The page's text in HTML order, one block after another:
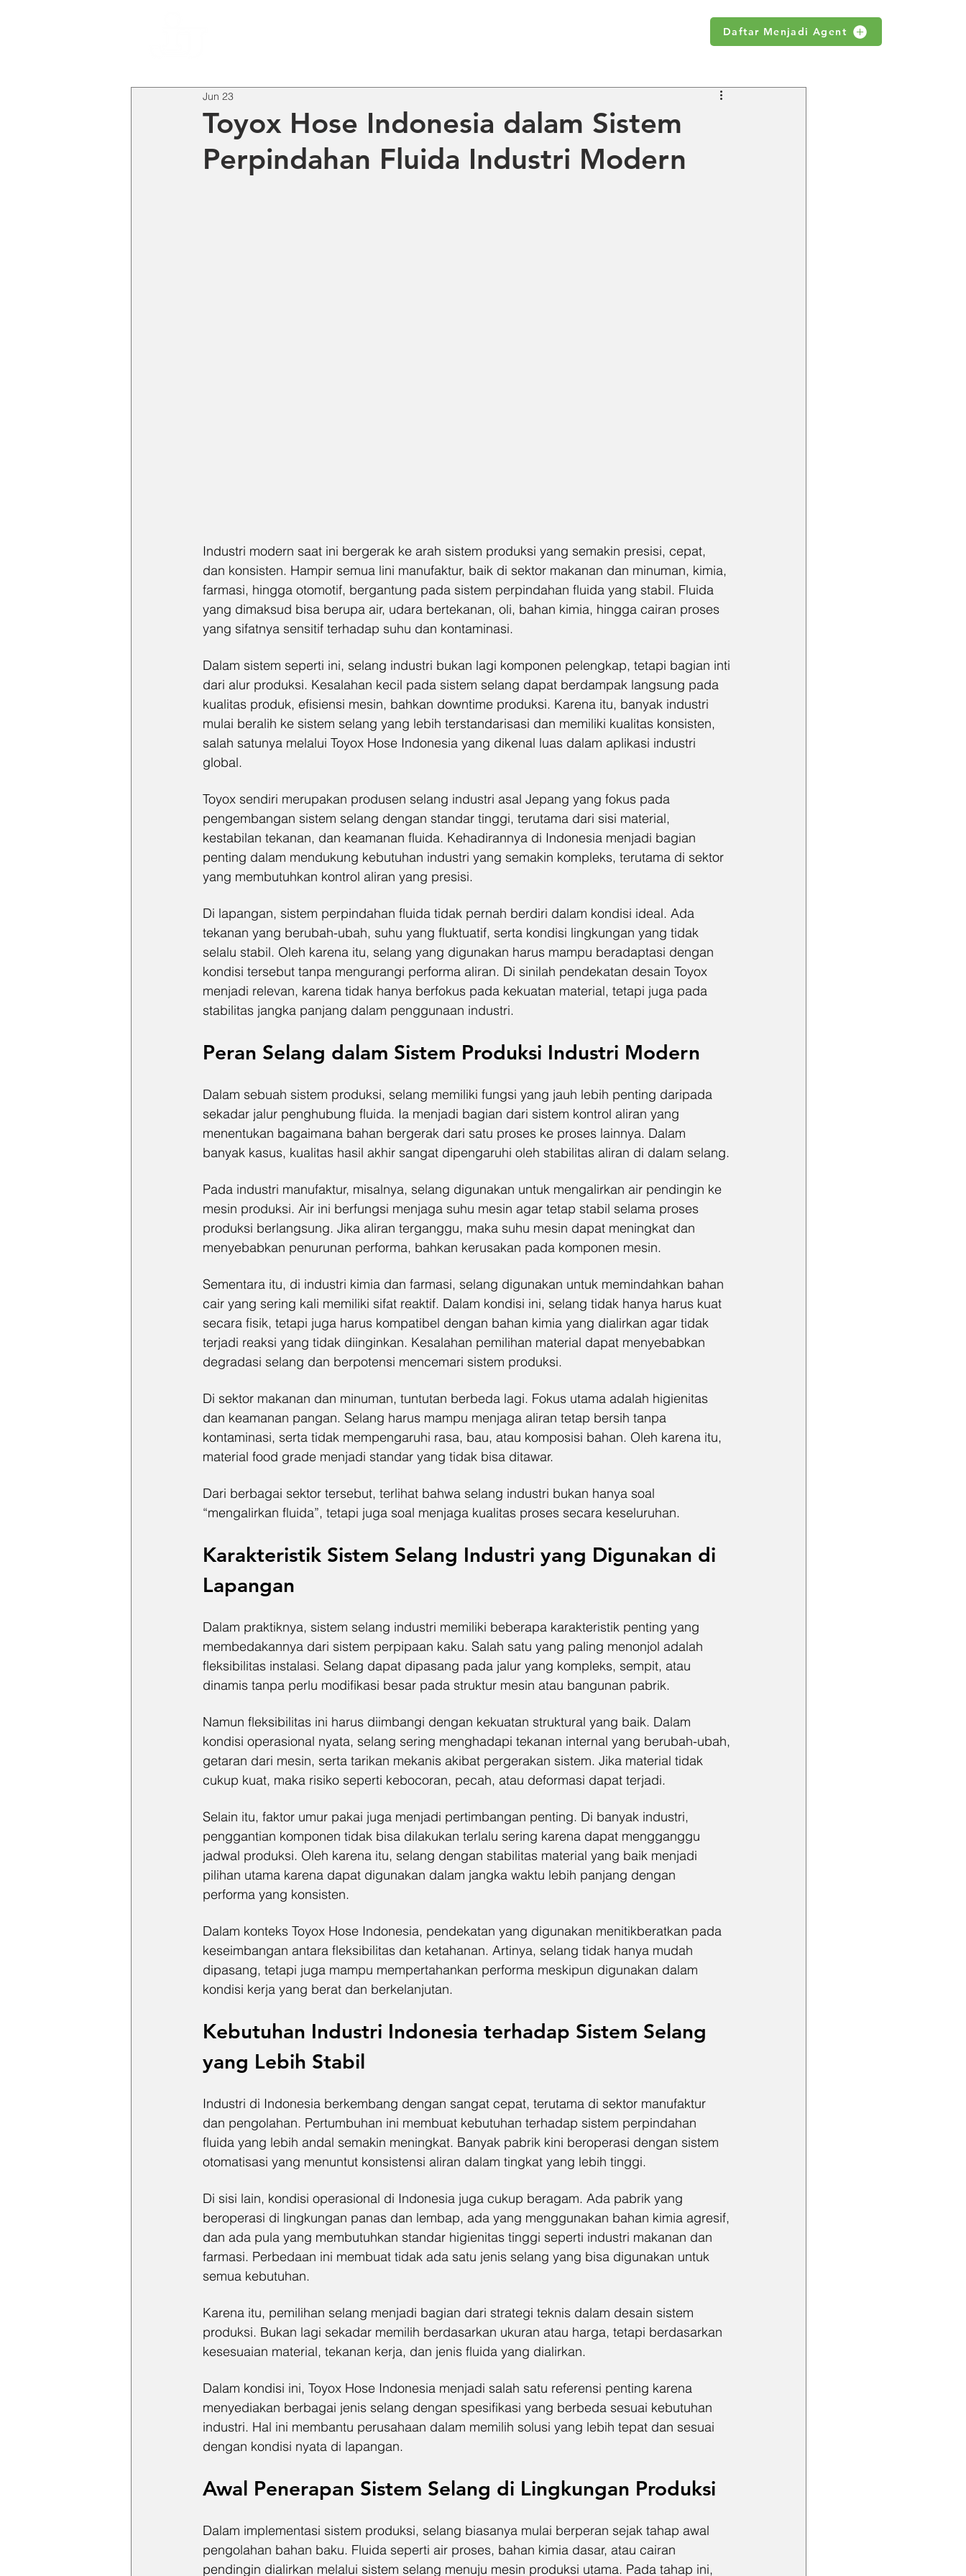
Daftar Menjadi Agent
Toyox Hose Indonesia dalam Sistem
Perpindahan Fluida Industri Modern
Jun 23
Industri modern saat ini bergerak ke arah sistem produksi yang semakin presisi, cepat,
dan konsisten. Hampir semua lini manufaktur, baik di sektor makanan dan minuman, kimia,
farmasi, hingga otomotif, bergantung pada sistem perpindahan fluida yang stabil. Fluida
yang dimaksud bisa berupa air, udara bertekanan, oli, bahan kimia, hingga cairan proses
yang sifatnya sensitif terhadap suhu dan kontaminasi.
Dalam sistem seperti ini, selang industri bukan lagi komponen pelengkap, tetapi bagian inti
dari alur produksi. Kesalahan kecil pada sistem selang dapat berdampak langsung pada
kualitas produk, efisiensi mesin, bahkan downtime produksi. Karena itu, banyak industri
mulai beralih ke sistem selang yang lebih terstandarisasi dan memiliki kualitas konsisten,
salah satunya melalui Toyox Hose Indonesia yang dikenal luas dalam aplikasi industri
global.
Toyox sendiri merupakan produsen selang industri asal Jepang yang fokus pada
pengembangan sistem selang dengan standar tinggi, terutama dari sisi material,
kestabilan tekanan, dan keamanan fluida. Kehadirannya di Indonesia menjadi bagian
penting dalam mendukung kebutuhan industri yang semakin kompleks, terutama di sektor
yang membutuhkan kontrol aliran yang presisi.
Di lapangan, sistem perpindahan fluida tidak pernah berdiri dalam kondisi ideal. Ada
tekanan yang berubah-ubah, suhu yang fluktuatif, serta kondisi lingkungan yang tidak
selalu stabil. Oleh karena itu, selang yang digunakan harus mampu beradaptasi dengan
kondisi tersebut tanpa mengurangi performa aliran. Di sinilah pendekatan desain Toyox
menjadi relevan, karena tidak hanya berfokus pada kekuatan material, tetapi juga pada
stabilitas jangka panjang dalam penggunaan industri.
Peran Selang dalam Sistem Produksi Industri Modern
Dalam sebuah sistem produksi, selang memiliki fungsi yang jauh lebih penting daripada
sekadar jalur penghubung fluida. Ia menjadi bagian dari sistem kontrol aliran yang
menentukan bagaimana bahan bergerak dari satu proses ke proses lainnya. Dalam
banyak kasus, kualitas hasil akhir sangat dipengaruhi oleh stabilitas aliran di dalam selang.
Pada industri manufaktur, misalnya, selang digunakan untuk mengalirkan air pendingin ke
mesin produksi. Air ini berfungsi menjaga suhu mesin agar tetap stabil selama proses
produksi berlangsung. Jika aliran terganggu, maka suhu mesin dapat meningkat dan
menyebabkan penurunan performa, bahkan kerusakan pada komponen mesin.
Sementara itu, di industri kimia dan farmasi, selang digunakan untuk memindahkan bahan
cair yang sering kali memiliki sifat reaktif. Dalam kondisi ini, selang tidak hanya harus kuat
secara fisik, tetapi juga harus kompatibel dengan bahan kimia yang dialirkan agar tidak
terjadi reaksi yang tidak diinginkan. Kesalahan pemilihan material dapat menyebabkan
degradasi selang dan berpotensi mencemari sistem produksi.
Di sektor makanan dan minuman, tuntutan berbeda lagi. Fokus utama adalah higienitas
dan keamanan pangan. Selang harus mampu menjaga aliran tetap bersih tanpa
kontaminasi, serta tidak mempengaruhi rasa, bau, atau komposisi bahan. Oleh karena itu,
material food grade menjadi standar yang tidak bisa ditawar.
Dari berbagai sektor tersebut, terlihat bahwa selang industri bukan hanya soal
“mengalirkan fluida”, tetapi juga soal menjaga kualitas proses secara keseluruhan.
Karakteristik Sistem Selang Industri yang Digunakan di
Lapangan
Dalam praktiknya, sistem selang industri memiliki beberapa karakteristik penting yang
membedakannya dari sistem perpipaan kaku. Salah satu yang paling menonjol adalah
fleksibilitas instalasi. Selang dapat dipasang pada jalur yang kompleks, sempit, atau
dinamis tanpa perlu modifikasi besar pada struktur mesin atau bangunan pabrik.
Namun fleksibilitas ini harus diimbangi dengan kekuatan struktural yang baik. Dalam
kondisi operasional nyata, selang sering menghadapi tekanan internal yang berubah-ubah,
getaran dari mesin, serta tarikan mekanis akibat pergerakan sistem. Jika material tidak
cukup kuat, maka risiko seperti kebocoran, pecah, atau deformasi dapat terjadi.
Selain itu, faktor umur pakai juga menjadi pertimbangan penting. Di banyak industri,
penggantian komponen tidak bisa dilakukan terlalu sering karena dapat mengganggu
jadwal produksi. Oleh karena itu, selang dengan stabilitas material yang baik menjadi
pilihan utama karena dapat digunakan dalam jangka waktu lebih panjang dengan
performa yang konsisten.
Dalam konteks Toyox Hose Indonesia, pendekatan yang digunakan menitikberatkan pada
keseimbangan antara fleksibilitas dan ketahanan. Artinya, selang tidak hanya mudah
dipasang, tetapi juga mampu mempertahankan performa meskipun digunakan dalam
kondisi kerja yang berat dan berkelanjutan.
Kebutuhan Industri Indonesia terhadap Sistem Selang
yang Lebih Stabil
Industri di Indonesia berkembang dengan sangat cepat, terutama di sektor manufaktur
dan pengolahan. Pertumbuhan ini membuat kebutuhan terhadap sistem perpindahan
fluida yang lebih andal semakin meningkat. Banyak pabrik kini beroperasi dengan sistem
otomatisasi yang menuntut konsistensi aliran dalam tingkat yang lebih tinggi.
Di sisi lain, kondisi operasional di Indonesia juga cukup beragam. Ada pabrik yang
beroperasi di lingkungan panas dan lembap, ada yang menggunakan bahan kimia agresif,
dan ada pula yang membutuhkan standar higienitas tinggi seperti industri makanan dan
farmasi. Perbedaan ini membuat tidak ada satu jenis selang yang bisa digunakan untuk
semua kebutuhan.
Karena itu, pemilihan selang menjadi bagian dari strategi teknis dalam desain sistem
produksi. Bukan lagi sekadar memilih berdasarkan ukuran atau harga, tetapi berdasarkan
kesesuaian material, tekanan kerja, dan jenis fluida yang dialirkan.
Dalam kondisi ini, Toyox Hose Indonesia menjadi salah satu referensi penting karena
menyediakan berbagai jenis selang dengan spesifikasi yang berbeda sesuai kebutuhan
industri. Hal ini membantu perusahaan dalam memilih solusi yang lebih tepat dan sesuai
dengan kondisi nyata di lapangan.
Awal Penerapan Sistem Selang di Lingkungan Produksi
Dalam implementasi sistem produksi, selang biasanya mulai berperan sejak tahap awal
pengolahan bahan baku. Fluida seperti air proses, bahan kimia dasar, atau cairan
pendingin dialirkan melalui sistem selang menuju mesin produksi utama. Pada tahap ini,